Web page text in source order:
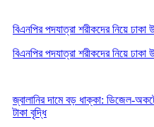
বিএনপির পদযাত্রা শরীকদের নিয়ে ঢাকা
বিএনপির পদযাত্রা শরীকদের নিয়ে ঢাকা
জ্বালানির দামে বড় ধাক্কা: ডিজেল-
টাকা বৃদ্ধি